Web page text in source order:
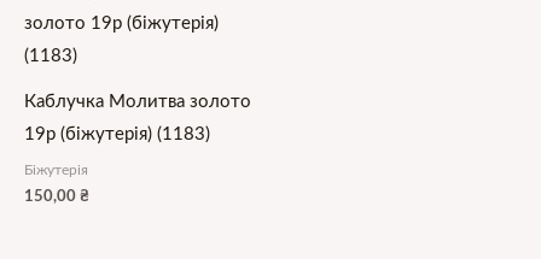
Каблучка Молитва золото
19р (біжутерія) (1183)
Біжутерія
150,00 ₴